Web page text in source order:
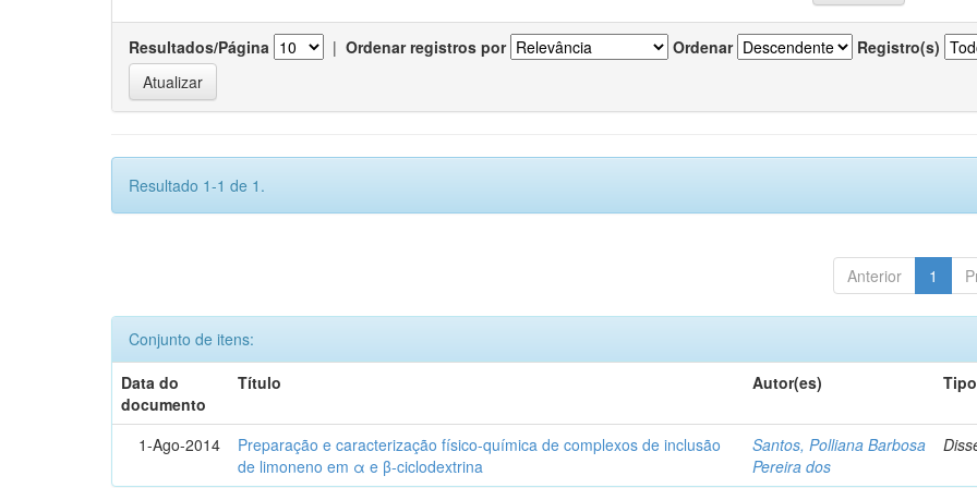
Resultados/Página | Ordenar registros por Ordenar Registro(s)
Resultado 1-1 de 1.
Anterior 1
Conjunto de itens:
Data do
documento
Título Autor(es) Tipo
1-Ago-2014
Preparação e caracterização físico-química de complexos de inclusão
de limoneno em α e β-ciclodextrina
Santos, Polliana Barbosa
Pereira dos